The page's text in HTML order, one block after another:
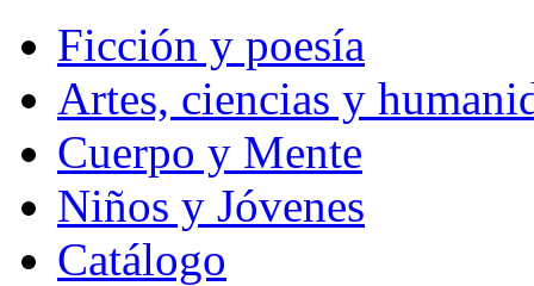
Ficción y poesía
Artes, ciencias y
Cuerpo y Mente
Niños y Jóvenes
Catálogo